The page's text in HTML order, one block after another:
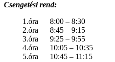
Csengetési rend:
1.óra 8:00 – 8:30
2.óra 8:45 – 9:15
3.óra 9:25 – 9:55
4.óra 10:05 – 10:35
5.óra 10:45 – 11:15